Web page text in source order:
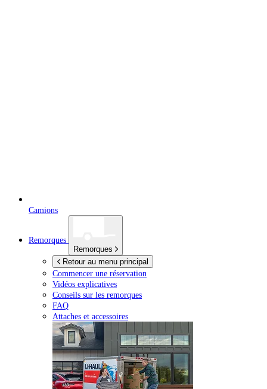
Camions
Remorques
Remorques
Retour au menu principal
Commencer une réservation
Vidéos explicatives
Conseils sur les remorques
FAQ
Attaches et accessoires